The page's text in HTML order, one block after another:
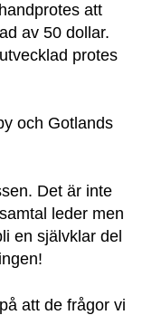
att
av 50 dollar.
protes
och Gotlands
Det är inte
leder men
en självklar del
att de frågor vi